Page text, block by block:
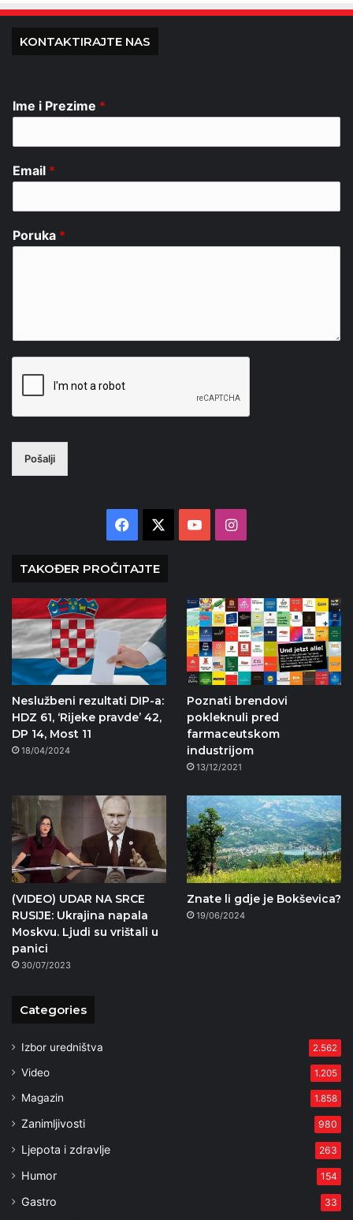
KONTAKTIRAJTE NAS
Ime i Prezime *
Email *
Poruka *
Pošalji
Facebook YouTubeInstagram
TAKOĐER PROČITAJTE
Neslužbeni rezultati DIP-a:
HDZ 61, ‘Rijeke pravde’ 42,
DP 14, Most 11
18/04/2024
Poznati brendovi
pokleknuli pred
farmaceutskom
industrijom
13/12/2021
(VIDEO) UDAR NA SRCE
RUSIJE: Ukrajina napala
Moskvu. Ljudi su vrištali u
panici
30/07/2023
Znate li gdje je Bokševica?
19/06/2024
Categories
Izbor uredništva 2.562
Video 1.205
Magazin 1.858
Zanimljivosti 980
Ljepota i zdravlje 263
Humor 154
Gastro 33